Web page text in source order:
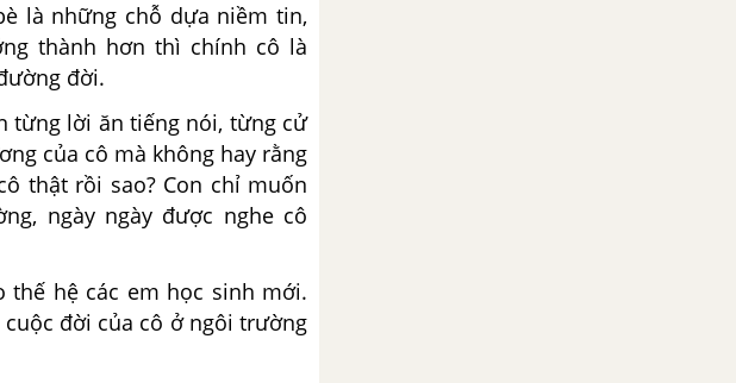
là những chỗ dựa niềm tin,
thành hơn thì chính cô là
đời.
lời ăn tiếng nói, từng cử
của cô mà không hay rằng
thật rồi sao? Con chỉ muốn
ngày ngày được nghe cô
hệ các em học sinh mới.
đời của cô ở ngôi trường